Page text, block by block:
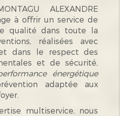
ALEXANDRE
à offrir un service de
qualité dans toute la
réalisées avec
dans le respect des
et de sécurité,
énergétique
adaptée aux
multiservice, nous